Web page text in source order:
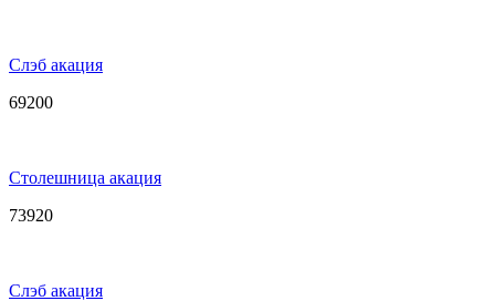
Слэб акация
69200
Столешница акация
73920
Слэб акация